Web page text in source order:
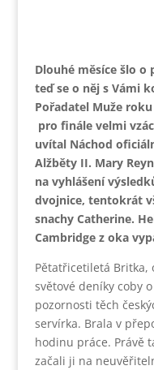
Dlouhé měsíce šlo o
teď se o něj s Vámi
Pořadatel Muže
pro finále velmi
uvítal Náchod
Alžběty II. Mary
na vyhlášení
dvojnice, tentokrát
snachy Catherine.
Cambridge z oka
Pětatřicetiletá
světové deníky coby
pozornosti těch
servírka. Brala v
hodinu práce. Právě
začali ji na